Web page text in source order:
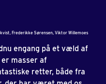
Frederikke Sørensen, Viktor Willemoes
engang på et væld af
masser af
retter, både fra